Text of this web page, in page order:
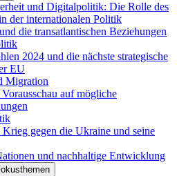
und Digitalpolitik: Die Rolle des
der internationalen Politik
die transatlantischen Beziehungen
2024 und die nächste strategische
EU
Migration
auf mögliche
Krieg gegen die Ukraine und seine
und nachhaltige Entwicklung